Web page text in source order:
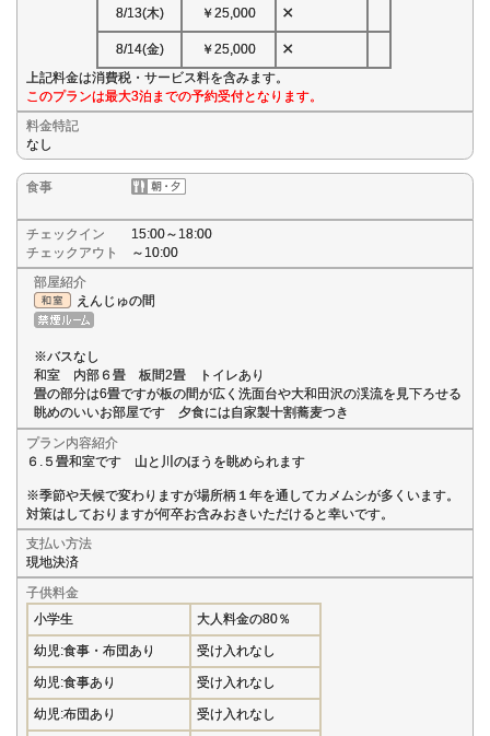
8/13(木) ￥25,000 ×
8/14(金) ￥25,000 ×
上記料金は消費税・サービス料を含みます。
このプランは最大3泊までの予約受付となります。
料金特記
なし
食事
チェックイン
15:00～18:00
チェックアウト
～10:00
部屋紹介
えんじゅの間
※バスなし
和室 内部６畳 板間2畳 トイレあり
畳の部分は6畳ですが板の間が広く洗面台や大和田沢の渓流を見下ろせる
眺めのいいお部屋です 夕食には自家製十割蕎麦つき
プラン内容紹介
６.５畳和室です 山と川のほうを眺められます
※季節や天候で変わりますが場所柄１年を通してカメムシが多くいます。
対策はしておりますが何卒お含みおきいただけると幸いです。
支払い方法
現地決済
子供料金
小学生
大人料金の80％
幼児:食事・布団あり 受け入れなし
幼児:食事あり 受け入れなし
幼児:布団あり 受け入れなし